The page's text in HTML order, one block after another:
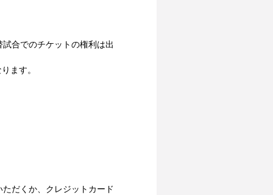
合でのチケットの権利は出
ます。
だくか、クレジットカード